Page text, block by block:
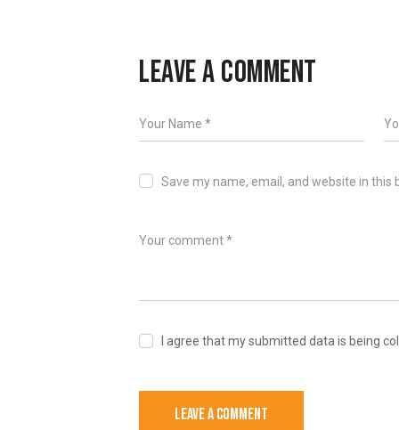
LEAVE A COMMENT
Save my name, email, and website in
I agree that my submitted data is being